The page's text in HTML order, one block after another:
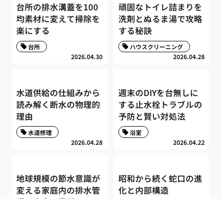
台所の排水溝蓋を100
均素材に変えて掃除を
楽にする
2026.04.30
台所
頑固なトイレ詰まりを
洗剤とぬるま湯で攻略
する秘訣
2026.04.28
ハウスクリーニング
水道供給の仕組みから
読み解く断水の物理的
理由
2026.04.28
水道修理
週末のDIYを台無しに
する止水栓トラブルの
予防と賢い対処法
2026.04.22
浴室
地球規模の節水意識が
変える家庭内の排水管
昭和から続く蛇口の進
化と内部構造